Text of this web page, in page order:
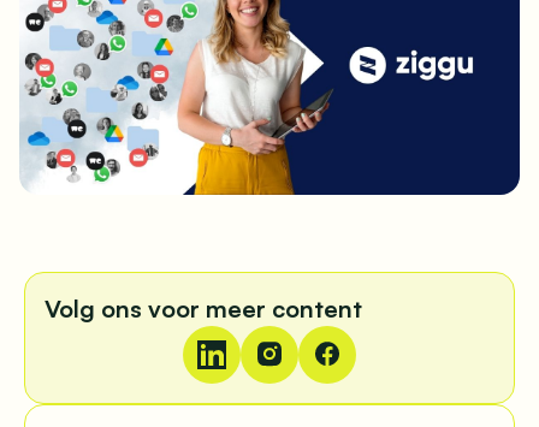
Volg ons voor meer content